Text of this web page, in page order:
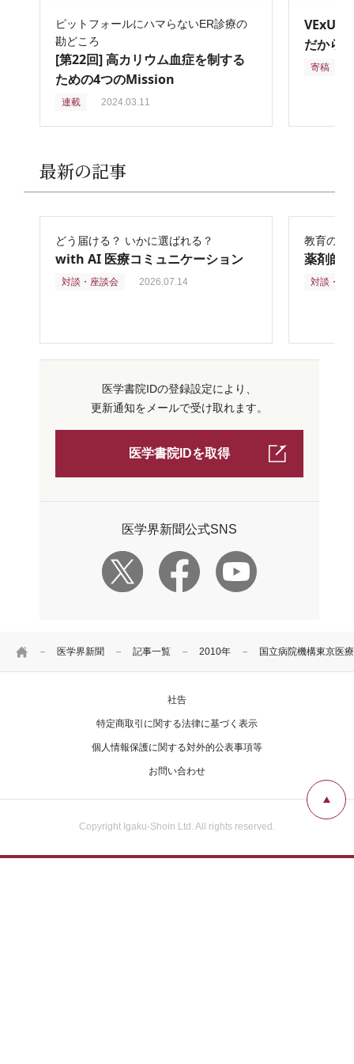
HOME 医学界新聞 記事一覧 2010年 国立病院機構東京医
ピットフォールにハマらないER診療の
勘どころ
[第22回] 高カリウム血症を制する
ための4つのMission
連載 2024.03.11
VExUS
だから
寄稿
最新の記事
どう届ける？ いかに選ばれる？
with AI 医療コミュニケーション
対談・座談会 2026.07.14
教育の再
薬剤師
対談・座
医学書院IDの登録設定により、
更新通知をメールで受け取れます。
医学書院IDを取得
医学界新聞公式SNS
社告
特定商取引に関する法律に基づく表示
個人情報保護に関する対外的公表事項等
お問い合わせ
Copyright Igaku-Shoin Ltd. All rights reserved.